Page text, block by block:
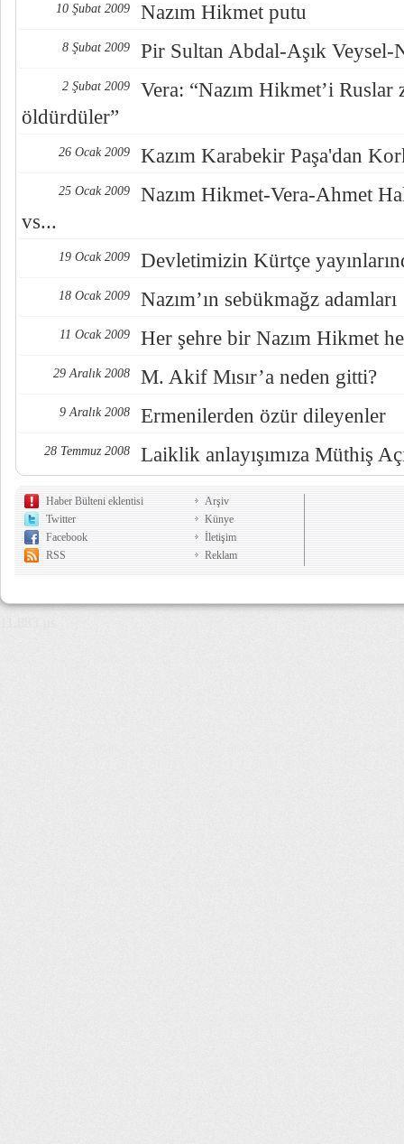
10 Şubat 2009 Nazım Hikmet putu
8 Şubat 2009 Pir Sultan Abdal-Aşık Veysel-
2 Şubat 2009
Vera: “Nazım Hikmet’i Ruslar
öldürdüler”
26 Ocak 2009 Kazım Karabekir Paşa'dan
25 Ocak 2009
Nazım Hikmet-Vera-Ahmet
vs...
19 Ocak 2009 Devletimizin Kürtçe
18 Ocak 2009 Nazım’ın sebükmağz adamları
11 Ocak 2009 Her şehre bir Nazım Hikmet
29 Aralık 2008 M. Akif Mısır’a neden gitti?
9 Aralık 2008 Ermenilerden özür dileyenler
28 Temmuz 2008 Laiklik anlayışımıza Müthiş
Haber Bülteni eklentisi
Twitter
Facebook
RSS
Arşiv
Künye
İletişim
Reklam